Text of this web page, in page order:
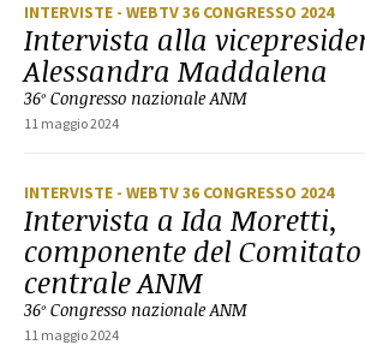
INTERVISTE - WEBTV 36 CONGRESSO 2024
Intervista alla
Alessandra Maddalena
36º Congresso nazionale ANM
11 maggio 2024
INTERVISTE - WEBTV 36 CONGRESSO 2024
Intervista a Ida Moretti,
componente del
centrale ANM
36º Congresso nazionale ANM
11 maggio 2024